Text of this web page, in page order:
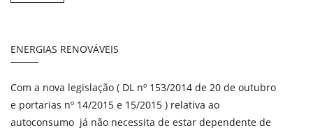
ENERGIAS RENOVÁVEIS
Com a nova legislação ( DL nº 153/2014 de 20 de outubro
e portarias nº 14/2015 e 15/2015 ) relativa ao
autoconsumo já não necessita de estar dependente de